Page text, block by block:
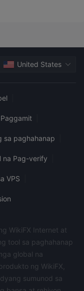
United States
sa paghahanap
na Pag-verify
VPS
WikiFX Internet at
tool sa paghahanap
global na
ng WikiFX,
sumunod sa